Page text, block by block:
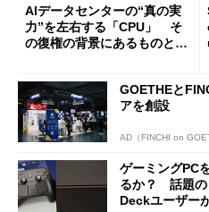
AIデータセンターの“真の実
力”を左右する「CPU」 そ
の復権の背景にあるものと
GOETHEと
アを創設
AD（FINCHI on
ゲーミングPC
るか？ 話題の
Deckユーザー